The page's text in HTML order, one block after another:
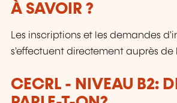
À SAVOIR ?
Les inscriptions et les demandes
s'effectuent directement auprès de
CECRL - NIVEAU B2: